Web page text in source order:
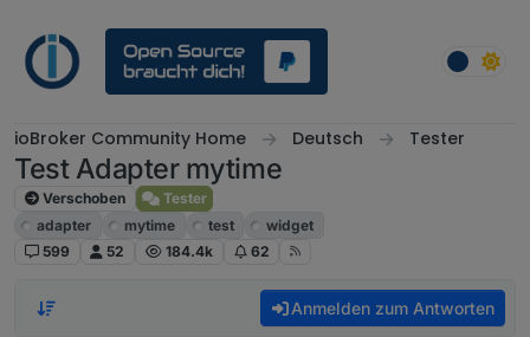
ioBroker Community Home Deutsch Tester
Test Adapter mytime
Verschoben
Tester
adapter
mytime test
widget
599
52 184.4k 62
Anmelden zum Antworten